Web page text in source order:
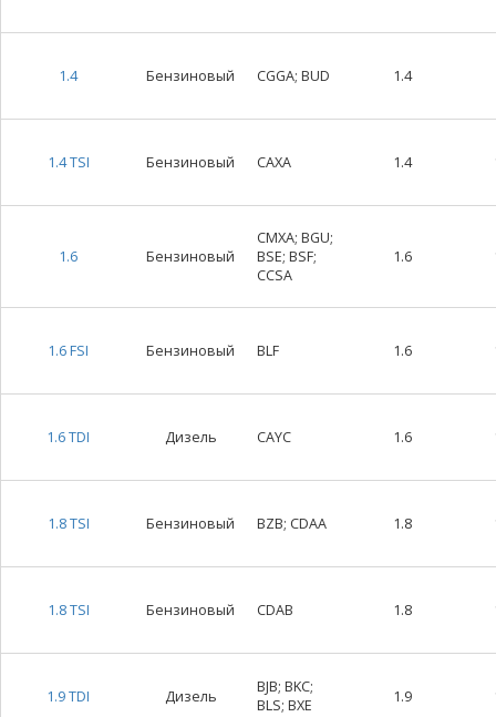
1.4 Бензиновый CGGA; BUD 1.4
1.4 TSI Бензиновый CAXA 1.4
1.6 Бензиновый
CMXA; BGU;
BSE; BSF;
CCSA
1.6
1.6 FSI Бензиновый BLF 1.6
1.6 TDI Дизель CAYC 1.6
1.8 TSI Бензиновый BZB; CDAA 1.8
1.8 TSI Бензиновый CDAB 1.8
1.9 TDI Дизель
BJB; BKC;
BLS; BXE
1.9